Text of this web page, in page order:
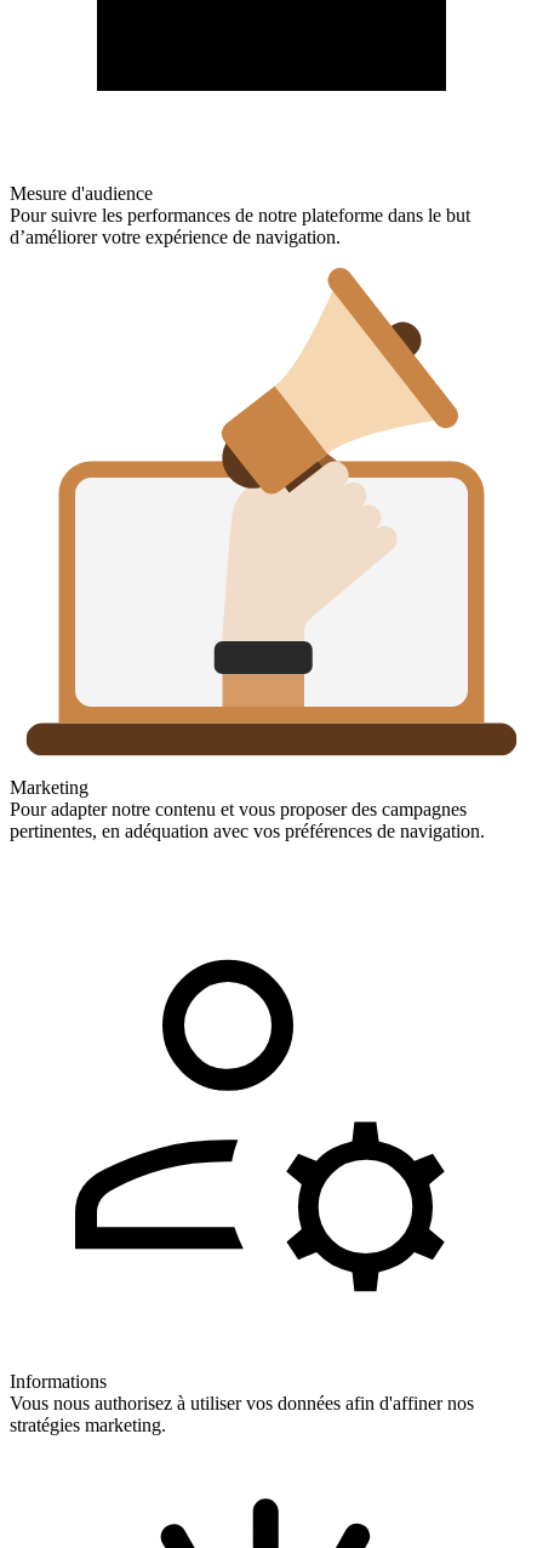
Mesure d'audience
Pour suivre les performances de notre plateforme dans le but
d’améliorer votre expérience de navigation.
Marketing
Pour adapter notre contenu et vous proposer des campagnes
pertinentes, en adéquation avec vos préférences de navigation.
Informations
Vous nous authorisez à utiliser vos données afin d'affiner nos
stratégies marketing.